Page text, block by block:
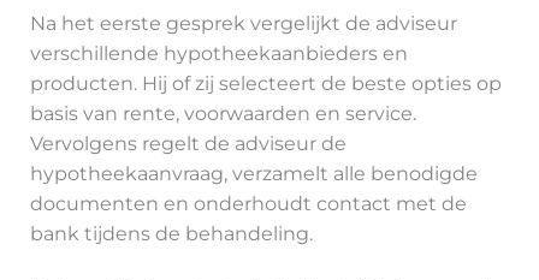
Na het eerste gesprek vergelijkt de adviseur
verschillende hypotheekaanbieders en
producten. Hij of zij selecteert de beste opties op
basis van rente, voorwaarden en service.
Vervolgens regelt de adviseur de
hypotheekaanvraag, verzamelt alle benodigde
documenten en onderhoudt contact met de
bank tijdens de behandeling.